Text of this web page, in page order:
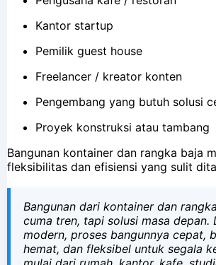
Kantor startup
Pemilik guest house
Freelancer / kreator konten
Pengembang yang butuh solusi
Proyek konstruksi atau tambang
Bangunan kontainer dan rangka baja
fleksibilitas dan efisiensi yang sulit
Bangunan dari kontainer dan
cuma tren, tapi solusi masa depan.
modern, proses bangunnya cepat,
hemat, dan fleksibel untuk segala